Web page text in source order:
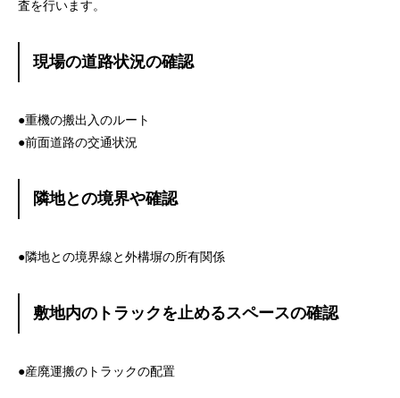
査を行います。
現場の道路状況の確認
●重機の搬出入のルート
●前面道路の交通状況
隣地との境界や確認
●隣地との境界線と外構塀の所有関係
敷地内のトラックを止めるスペースの確認
●産廃運搬のトラックの配置